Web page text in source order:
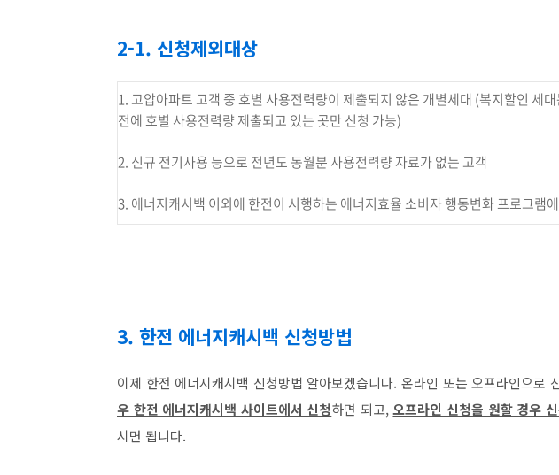
2-1. 신청제외대상
1. 고압아파트 고객 중 호별 사용전력량이 제출되지 않은 개별세대 (복지할인 세
전에 호별 사용전력량 제출되고 있는 곳만 신청 가능)
2. 신규 전기사용 등으로 전년도 동월분 사용전력량 자료가 없는 고객
3. 에너지캐시백 이외에 한전이 시행하는 에너지효율 소비자 행동변화 프로그램
3. 한전 에너지캐시백 신청방법
이제 한전 에너지캐시백 신청방법 알아보겠습니다. 온라인 또는 오프라인으로
우 한전 에너지캐시백 사이트에서 신청하면 되고,오프라인 신청을 원할 경우
시면 됩니다.